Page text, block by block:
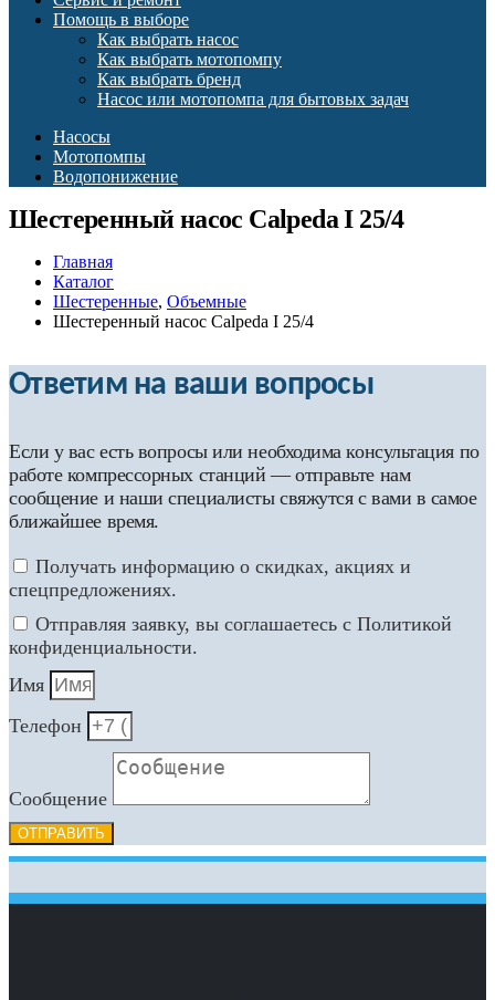
Помощь в выборе
Как выбрать насос
Как выбрать мотопомпу
Как выбрать бренд
Насос или мотопомпа для бытовых задач
Насосы
Мотопомпы
Водопонижение
Шестеренный насос Calpeda I 25/4
Главная
Каталог
Шестеренные, Объемные
Шестеренный насос Calpeda I 25/4
Ответим на ваши вопросы
Если у вас есть вопросы или необходима консультация по
работе компрессорных станций — отправьте нам
сообщение и наши специалисты свяжутся с вами в самое
ближайшее время.
Получать информацию о скидках, акциях и
спецпредложениях.
Отправляя заявку, вы соглашаетесь с Политикой
конфиденциальности.
Имя
Телефон
Сообщение
ОТПРАВИТЬ